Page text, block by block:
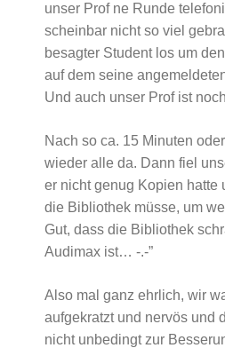
unser Prof ne Runde
scheinbar nicht so viel
besagter Student los um
auf dem seine
Und auch unser Prof ist
Nach so ca. 15 Minuten
wieder alle da. Dann fiel
er nicht genug Kopien hatte
die Bibliothek müsse, um
Gut, dass die Bibliothek
Audimax ist… -.-”
Also mal ganz ehrlich, wir
aufgekratzt und nervös und
nicht unbedingt zur